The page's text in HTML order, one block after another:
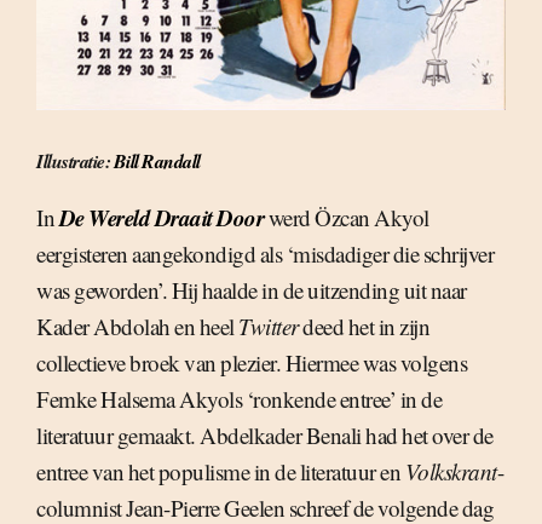
Illustratie:Bill Randall
InDe Wereld Draait Doorwerd Özcan Akyol
eergisteren aangekondigd als ‘misdadiger die schrijver
was geworden’. Hij haalde in de uitzending uit naar
Kader Abdolah en heel Twitterdeed het in zijn
collectieve broek van plezier. Hiermee was volgens
Femke Halsema Akyols ‘ronkende entree’ in de
literatuur gemaakt. Abdelkader Benali had het over de
entree van het populisme in de literatuur en Volkskrant-
columnist Jean-Pierre Geelen schreef de volgende dag